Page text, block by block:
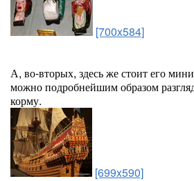
[700x584]
А, во-вторых, здесь же стоит его
можно подробнейшим образом
корму.
[699x590]